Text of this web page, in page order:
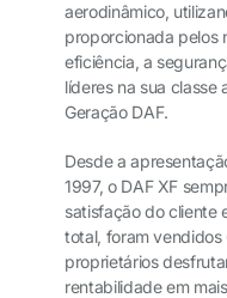
aerodinâmico,
proporcionada pelos
eficiência, a
líderes na sua classe
Geração DAF.
Desde a
1997, o DAF XF
satisfação do cliente
total, foram
proprietários
rentabilidade em